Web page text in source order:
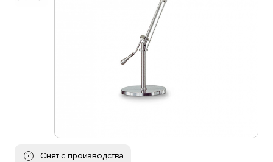
Снят с производства